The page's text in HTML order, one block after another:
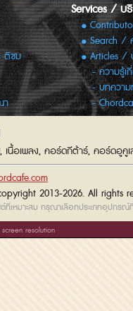
ติชม
า
Services / บ
Search /
Articles /
ความรู้
บทความ
, เนื้อเพลง, คอร์ดกีต้าร์, คอร์ดอูคู
2013-2026. All rights
ที่เหมาะสม กรุณาเลือกประเภทอุปกรณ์
resolution